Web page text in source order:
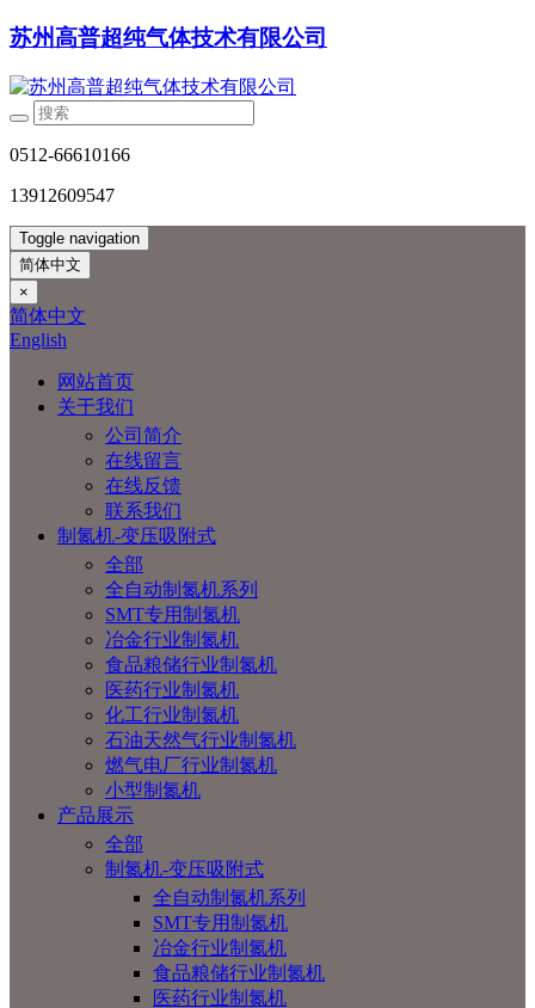
苏州高普超纯气体技术有限公司
0512-66610166
13912609547
Toggle navigation
简体中文
×
简体中文
English
网站首页
关于我们
公司简介
在线留言
在线反馈
联系我们
制氮机-变压吸附式
全部
全自动制氮机系列
SMT专用制氮机
冶金行业制氮机
食品粮储行业制氮机
医药行业制氮机
化工行业制氮机
石油天然气行业制氮机
燃气电厂行业制氮机
小型制氮机
产品展示
全部
制氮机-变压吸附式
全自动制氮机系列
SMT专用制氮机
冶金行业制氮机
食品粮储行业制氮机
医药行业制氮机